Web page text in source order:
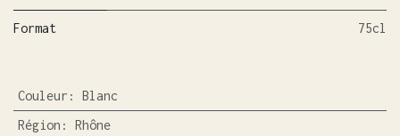
Format 75cl
Couleur : Blanc
Région : Rhône